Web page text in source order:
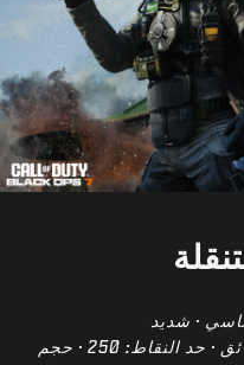
· شديد
وقت المباراة: 5 دقائق · حد النقاط: 250 · حجم